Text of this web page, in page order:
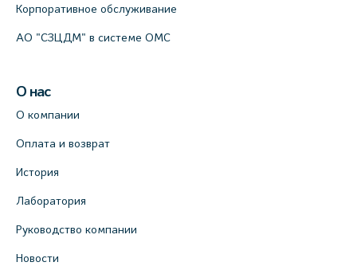
Лабораторный терминал на
Клиника “ПулковоСтом” на Пулковском
шоссе, д.26, к.6. (официальный партнёр)
+7 (981) 996-12-34
+7 (812) 679-11-01
Корпоративное обслуживание
АО "СЗЦДМ" в системе ОМС
О нас
О компании
Оплата и возврат
История
Лаборатория
Руководство компании
Новости